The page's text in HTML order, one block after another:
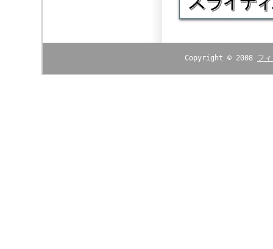
Copyright © 2008 フ